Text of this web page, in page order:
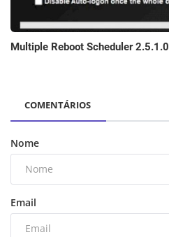
Multiple Reboot Scheduler 2.5.1.0
COMENTÁRIOS
Nome
Email